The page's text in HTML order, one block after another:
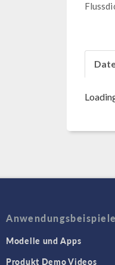
Anwendungsbeispiele
Modelle und Apps
Produkt Demo Videos